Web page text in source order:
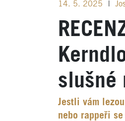
14. 5. 2025
slušné
Jestli vám
nebo rappeři